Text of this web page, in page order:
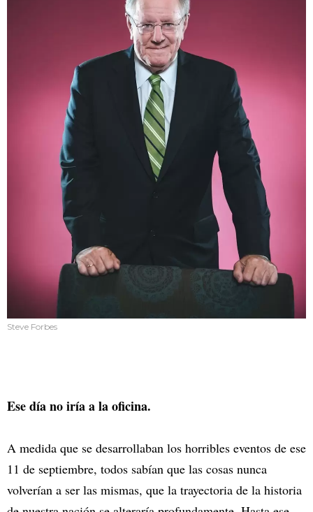
Steve Forbes
Ese día no iría a la oficina.
A medida que se desarrollaban los horribles eventos de ese
11 de septiembre, todos sabían que las cosas nunca
volverían a ser las mismas, que la trayectoria de la historia